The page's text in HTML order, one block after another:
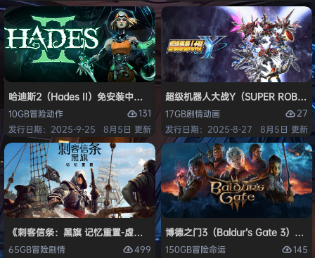
哈迪斯2（Hades II）免安装中文版
10GB冒险动作
131
发行日期：2025-9-25
8月5日 更新
超级机器人大战Y（SUPER
17GB剧情动画
27
发行日期：2025-8-27
8月5日 更新
《刺客信条：黑旗 记忆重置-虚拟机版/Assassin’s Creed Black Flag
65GB冒险剧情
499
博德之门3（Baldur’s Gate 3）免安
150GB冒险命运
145